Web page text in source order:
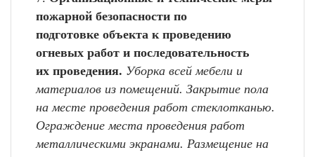
пожарной безопасности по
подготовке объекта к проведению
огневых работ и последовательность
их проведения. Уборка всей мебели и
материалов из помещений. Закрытие пола
на месте проведения работ стеклотканью.
Ограждение места проведения работ
металлическими экранами. Размещение на